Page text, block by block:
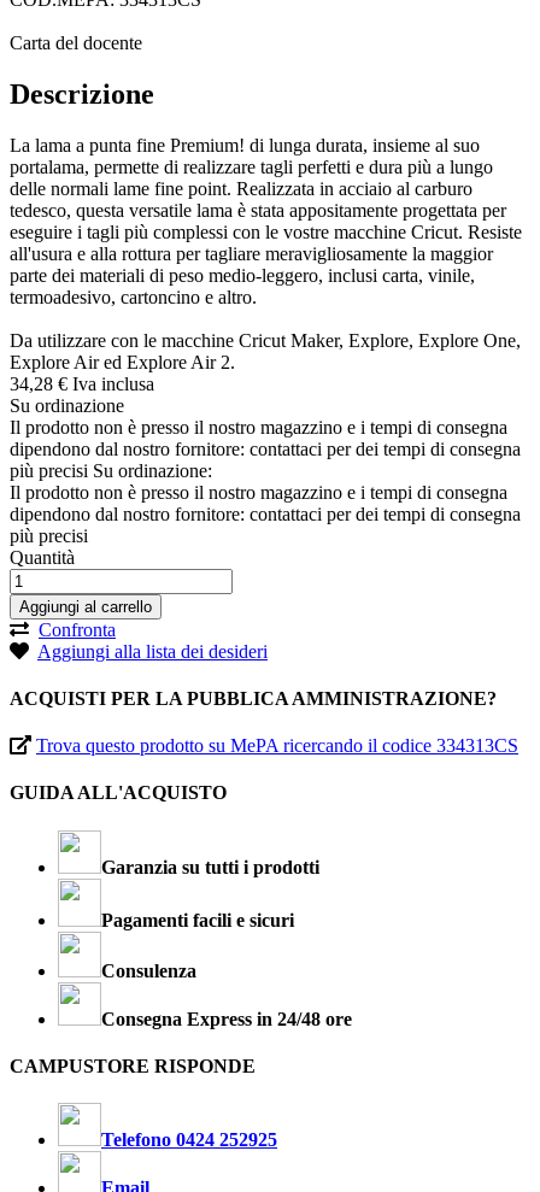
Carta del docente
Descrizione
La lama a punta fine Premium! di lunga durata, insieme al suo
portalama, permette di realizzare tagli perfetti e dura più a lungo
delle normali lame fine point. Realizzata in acciaio al carburo
tedesco, questa versatile lama è stata appositamente progettata per
eseguire i tagli più complessi con le vostre macchine Cricut. Resiste
all'usura e alla rottura per tagliare meravigliosamente la maggior
parte dei materiali di peso medio-leggero, inclusi carta, vinile,
termoadesivo, cartoncino e altro.
Da utilizzare con le macchine Cricut Maker, Explore, Explore One,
Explore Air ed Explore Air 2.
34,28 € Iva inclusa
Su ordinazione
Il prodotto non è presso il nostro magazzino e i tempi di consegna
dipendono dal nostro fornitore: contattaci per dei tempi di consegna
più precisi Su ordinazione:
Il prodotto non è presso il nostro magazzino e i tempi di consegna
dipendono dal nostro fornitore: contattaci per dei tempi di consegna
più precisi
Quantità
Aggiungi al carrello
Confronta
Aggiungi alla lista dei desideri
ACQUISTI PER LA PUBBLICA AMMINISTRAZIONE?
Trova questo prodotto su MePA ricercando il codice 334313CS
GUIDA ALL'ACQUISTO
Garanzia su tutti i prodotti
Pagamenti facili e sicuri
Consulenza
Consegna Express in 24/48 ore
CAMPUSTORE RISPONDE
Telefono 0424 252925
Email